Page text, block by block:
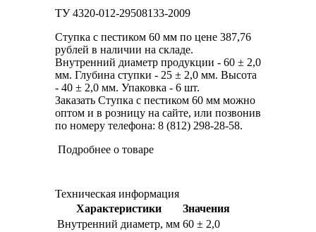
ТУ 4320-012-29508133-2009
Ступка с пестиком 60 мм по цене 387,76
рублей в наличии на складе.
Внутренний диаметр продукции - 60 ± 2,0
мм. Глубина ступки - 25 ± 2,0 мм. Высота
- 40 ± 2,0 мм. Упаковка - 6 шт.
Заказать Ступка с пестиком 60 мм можно
оптом и в розницу на сайте, или позвонив
по номеру телефона: 8 (812) 298-28-58.
Подробнее о товаре
Техническая информация
Характеристики
Значения
Внутренний диаметр, мм 60 ± 2,0